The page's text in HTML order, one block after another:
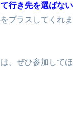
行き先を選ばない
プラスしてくれま
、ぜひ参加してほ